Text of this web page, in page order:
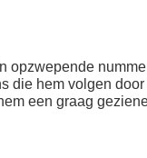
opzwepende
die hem volgen
een graag